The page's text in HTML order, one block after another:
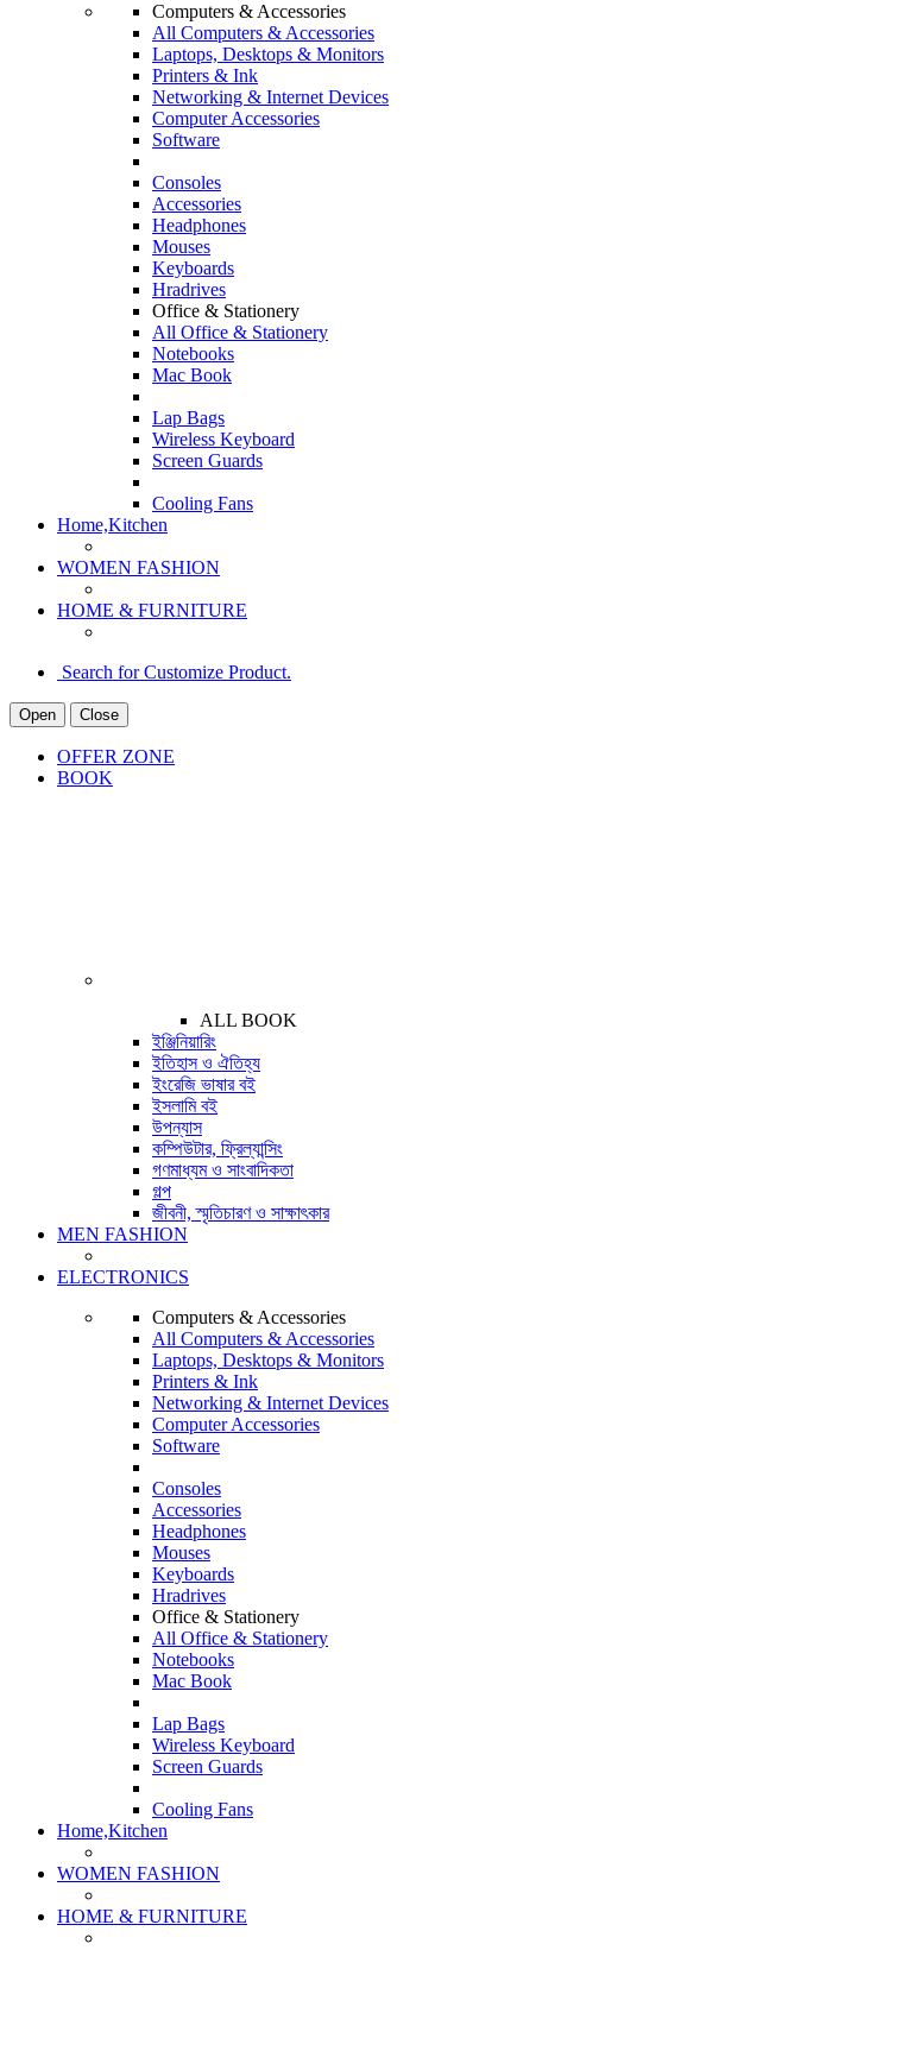
Computers & Accessories
All Computers & Accessories
Laptops, Desktops & Monitors
Printers & Ink
Networking & Internet Devices
Computer Accessories
Software
Consoles
Accessories
Headphones
Mouses
Keyboards
Hradrives
Office & Stationery
All Office & Stationery
Notebooks
Mac Book
Lap Bags
Wireless Keyboard
Screen Guards
Cooling Fans
Home,Kitchen
WOMEN FASHION
HOME & FURNITURE
Search for Customize Product.
Open Close
OFFER ZONE
BOOK
ALL BOOK
ইঞ্জিনিয়ারিং
ইতিহাস ও ঐতিহ্য
ইংরেজি ভাষার বই
ইসলামি বই
উপন্যাস
কম্পিউটার, ফ্রিল্যান্সিং
গণমাধ্যম ও সাংবাদিকতা
গল্প
জীবনী, স্মৃতিচারণ ও সাক্ষাৎকার
MEN FASHION
ELECTRONICS
Computers & Accessories
All Computers & Accessories
Laptops, Desktops & Monitors
Printers & Ink
Networking & Internet Devices
Computer Accessories
Software
Consoles
Accessories
Headphones
Mouses
Keyboards
Hradrives
Office & Stationery
All Office & Stationery
Notebooks
Mac Book
Lap Bags
Wireless Keyboard
Screen Guards
Cooling Fans
Home,Kitchen
WOMEN FASHION
HOME & FURNITURE